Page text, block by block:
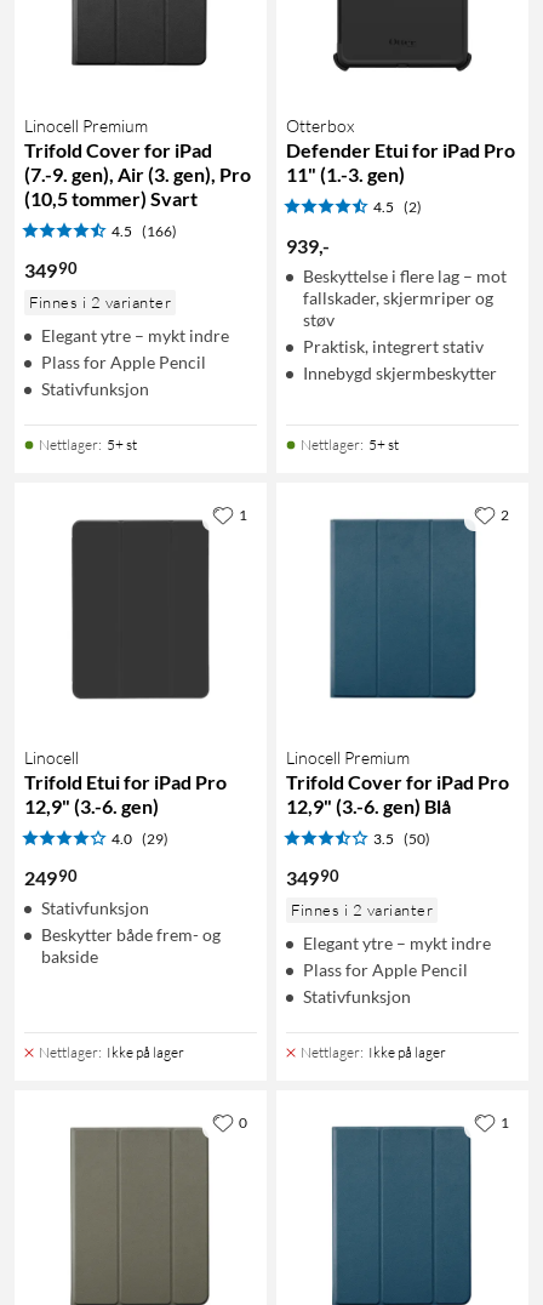
Linocell Premium
Trifold Cover for iPad
(7.-9. gen), Air (3. gen), Pro
(10,5 tommer) Svart
4.5 (166)
34990
Finnes i 2 varianter
Elegant ytre – mykt indre
Plass for Apple Pencil
Stativfunksjon
Nettlager: 5+ st
Otterbox
Defender Etui for iPad Pro
11" (1.-3. gen)
4.5 (2)
939,-
Beskyttelse i flere lag – mot
fallskader, skjermriper og
støv
Praktisk, integrert stativ
Innebygd skjermbeskytter
Nettlager: 5+ st
Linocell
Trifold Etui for iPad Pro
12,9" (3.-6. gen)
4.0 (29)
24990
Stativfunksjon
Beskytter både frem- og
bakside
Nettlager: Ikke på lager
1
Linocell Premium
Trifold Cover for iPad Pro
12,9" (3.-6. gen) Blå
3.5 (50)
34990
Finnes i 2 varianter
Elegant ytre – mykt indre
Plass for Apple Pencil
Stativfunksjon
Nettlager: Ikke på lager
2
0 1